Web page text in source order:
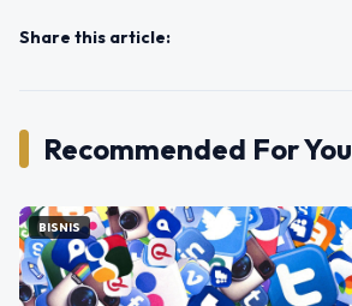
Share this article:
Recommended For You
BISNIS